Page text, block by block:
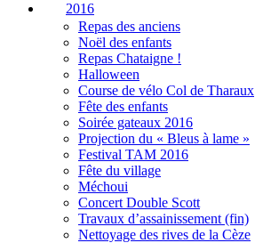
2016
Repas des anciens
Noël des enfants
Repas Chataigne !
Halloween
Course de vélo Col de Tharaux
Fête des enfants
Soirée gateaux 2016
Projection du « Bleus à lame »
Festival TAM 2016
Fête du village
Méchoui
Concert Double Scott
Travaux d’assainissement (fin)
Nettoyage des rives de la Cèze